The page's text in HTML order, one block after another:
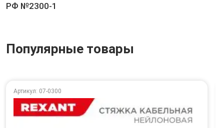
РФ №2300-1
Популярные товары
Артикул: 07-0300